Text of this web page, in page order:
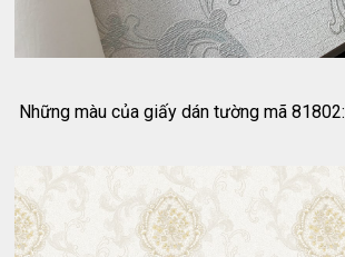
Những màu của giấy dán tường mã 81802: